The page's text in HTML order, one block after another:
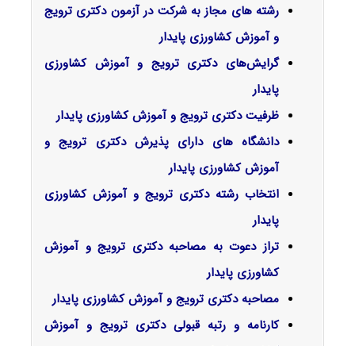
رشته های مجاز به شرکت در آزمون دکتری ترویج
و آموزش کشاورزی پایدار
گرایش‌های دکتری ترویج و آموزش کشاورزی
پایدار
ظرفیت دکتری ترویج و آموزش کشاورزی پایدار
دانشگاه های دارای پذیرش دکتری ترویج و
آموزش کشاورزی پایدار
انتخاب رشته دکتری ترویج و آموزش کشاورزی
پایدار
تراز دعوت به مصاحبه دکتری ترویج و آموزش
کشاورزی پایدار
مصاحبه دکتری ترویج و آموزش کشاورزی پایدار
کارنامه و رتبه قبولی دکتری ترویج و آموزش